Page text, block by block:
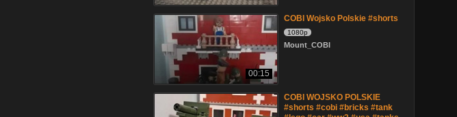
00:15
COBI Wojsko Polskie #shorts
1080p
Mount_COBI
COBI WOJSKO POLSKIE
#shorts #cobi #bricks #tank